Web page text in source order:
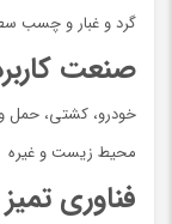
گرد و غبار و چسب
صنعت
خودرو، کشتی، حمل
محیط زیست و غیره
فناوری